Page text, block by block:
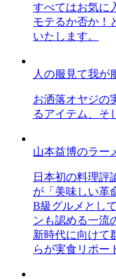
すべてはお気に
モテるか否か！
いたします。
人の服見て我が
お洒落オヤジの
るアイテム、そ
山本益博のラー
日本初の料理評
が「美味しい革
B級グルメとし
ンも認める一流
新時代に向けて
らが実食リポー